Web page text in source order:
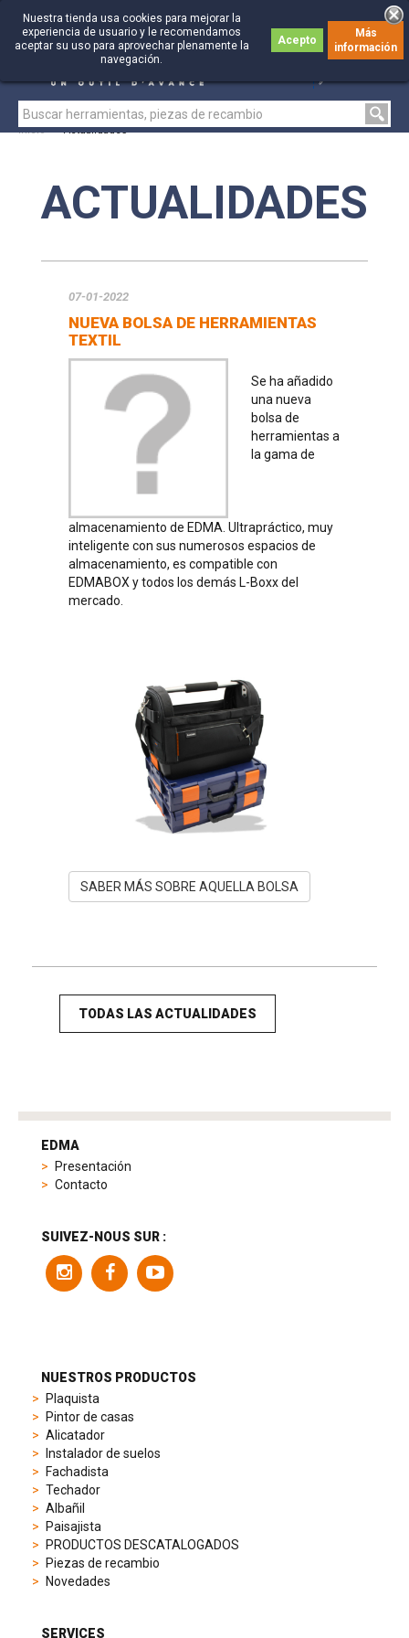
0
0
Nuestra tienda usa cookies para mejorar la
experiencia de usuario y le recomendamos
aceptar su uso para aprovechar plenamente la
navegación.
Acepto
Más
información
Inicio > Actualidades
ACTUALIDADES
07-01-2022
NUEVA BOLSA DE HERRAMIENTAS
TEXTIL
Se ha añadido
una nueva
bolsa de
herramientas a
la gama de
almacenamiento de EDMA. Ultrapráctico, muy
inteligente con sus numerosos espacios de
almacenamiento, es compatible con
EDMABOX y todos los demás L-Boxx del
mercado.
SABER MÁS SOBRE AQUELLA BOLSA
TODAS LAS ACTUALIDADES
tag
product
sporty
chronographs
elegant
watches.
model
chosen
EDMA
Presentación
Contacto
SUIVEZ-NOUS SUR :
NUESTROS PRODUCTOS
Plaquista
Pintor de casas
Alicatador
Instalador de suelos
Fachadista
Techador
Albañil
Paisajista
PRODUCTOS DESCATALOGADOS
Piezas de recambio
Novedades
SERVICES